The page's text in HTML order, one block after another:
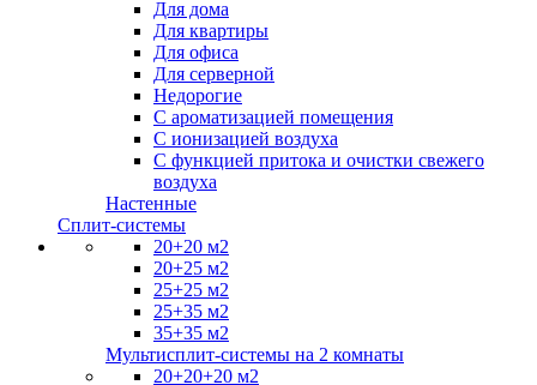
Для дома
Для квартиры
Для офиса
Для серверной
Недорогие
С ароматизацией помещения
С ионизацией воздуха
С функцией притока и очистки свежего
воздуха
Настенные
Сплит-системы
20+20 м2
20+25 м2
25+25 м2
25+35 м2
35+35 м2
Мультисплит-системы на 2 комнаты
20+20+20 м2